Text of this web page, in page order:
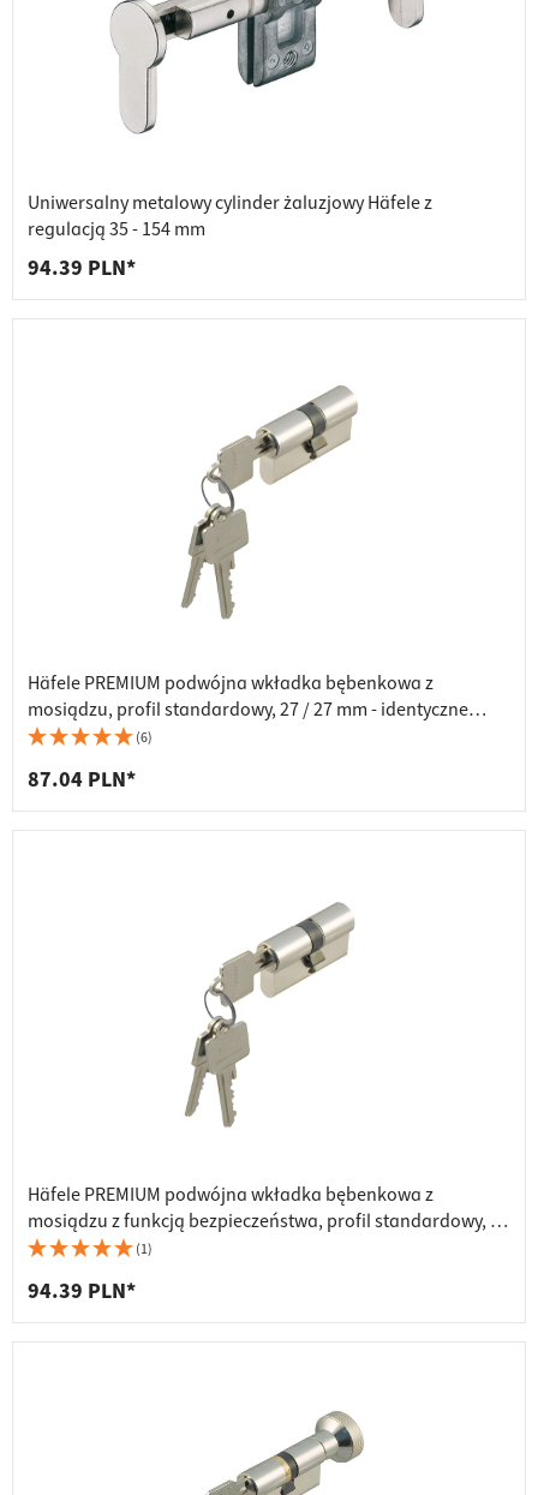
Uniwersalny metalowy cylinder żaluzjowy Häfele z
regulacją 35 - 154 mm
94.39 PLN*
Häfele PREMIUM podwójna wkładka bębenkowa z
mosiądzu, profil standardowy, 27 / 27 mm - identyczne
klucze
(6)
87.04 PLN*
Häfele PREMIUM podwójna wkładka bębenkowa z
mosiądzu z funkcją bezpieczeństwa, profil standardowy, 27
/ 35 mm - identyczne klucze
(1)
94.39 PLN*